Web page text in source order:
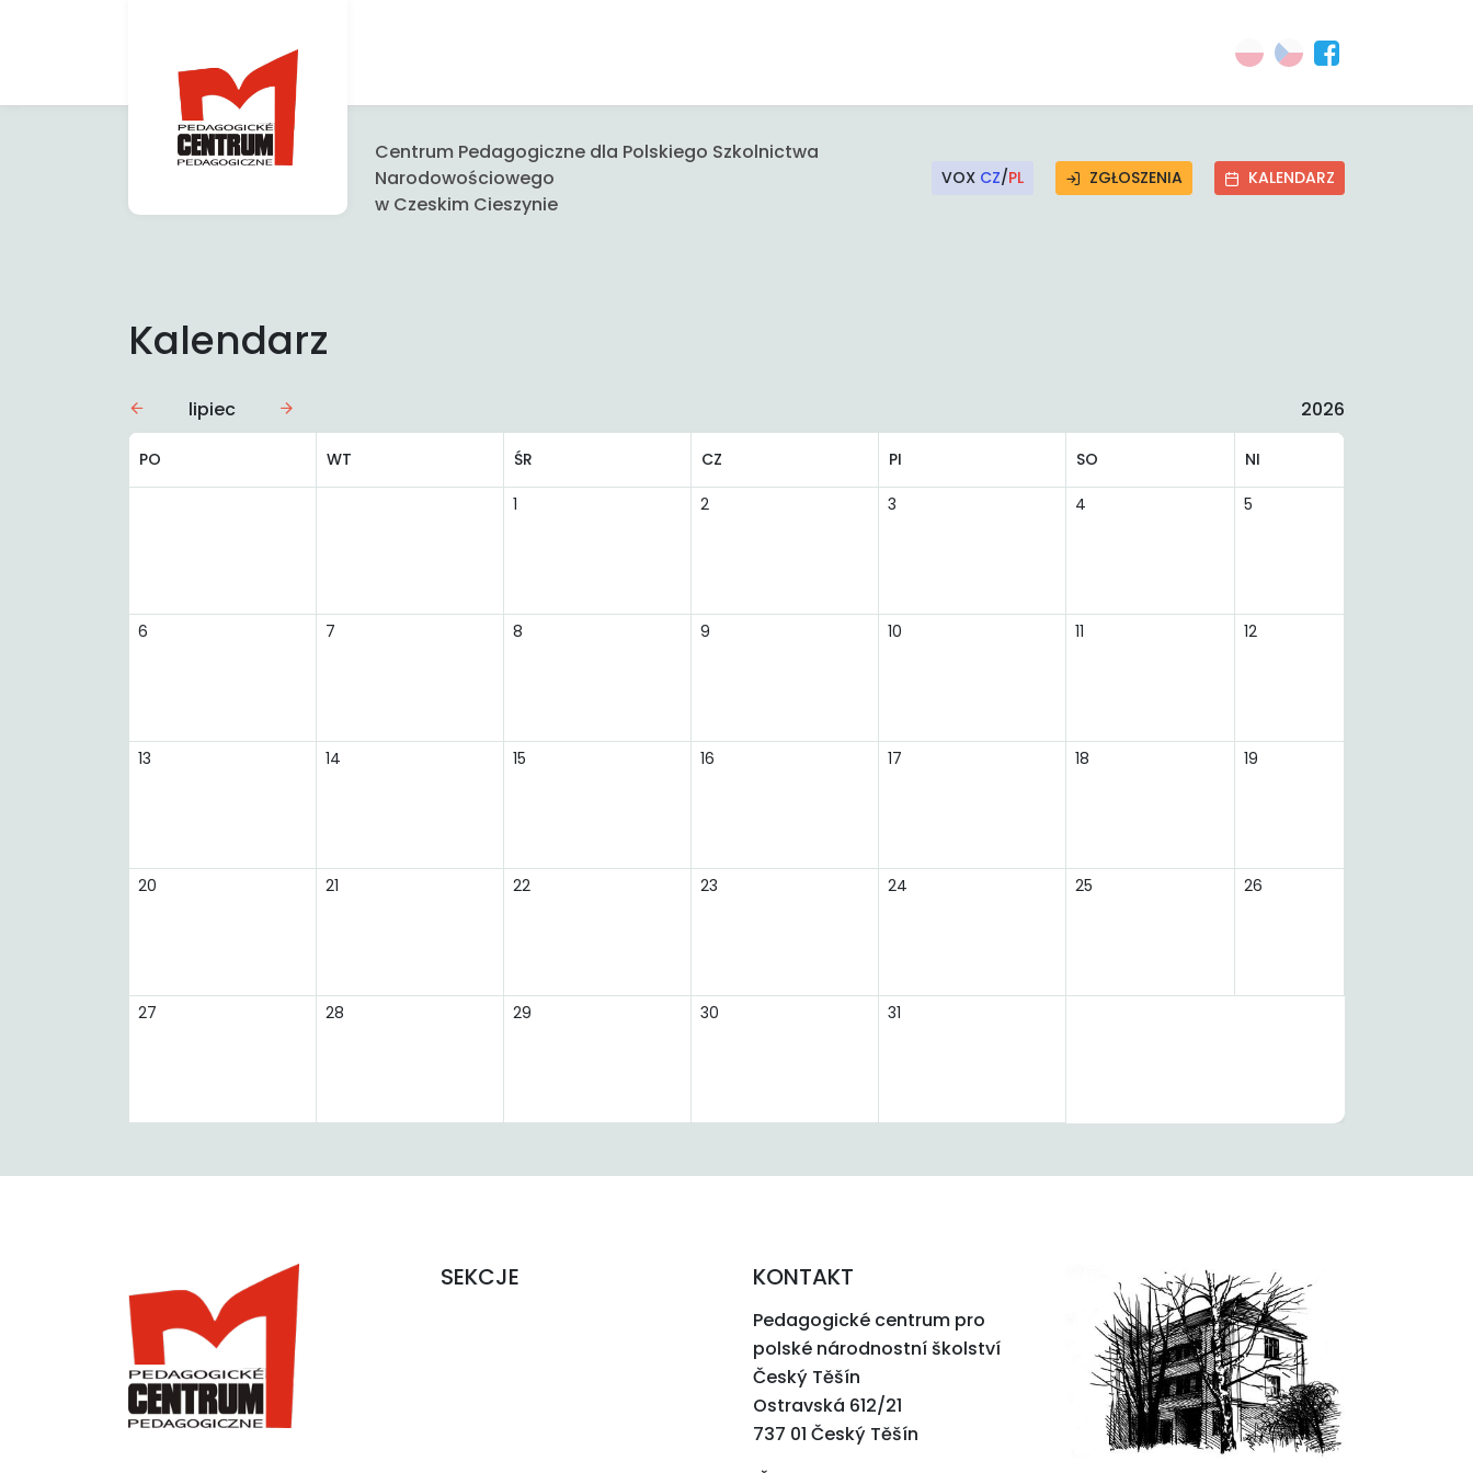
Centrum Pedagogiczne dla Polskiego Szkolnictwa
Narodowościowego
w Czeskim Cieszynie
VOX CZ/PL ZGŁOSZENIA KALENDARZ
Kalendarz
lipiec 2026
PO WT ŚR CZ PI SO NI
1 2 3 4 5
6 7 8 9 10 11 12
13 14 15 16 17 18 19
20 21 22 23 24 25 26
27 28 29 30 31
SEKCJE KONTAKT
Pedagogické centrum pro
polské národnostní školství
Český Těšín
Ostravská 612/21
737 01 Český Těšín